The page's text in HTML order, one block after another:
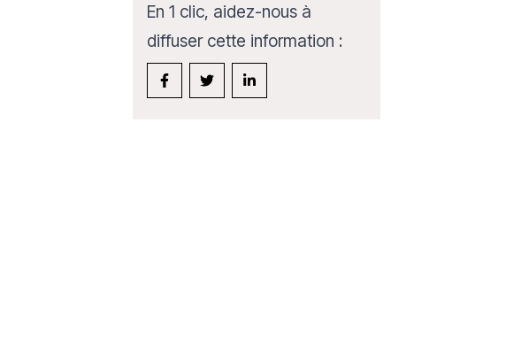
En 1 clic, aidez-nous à
diffuser cette information :